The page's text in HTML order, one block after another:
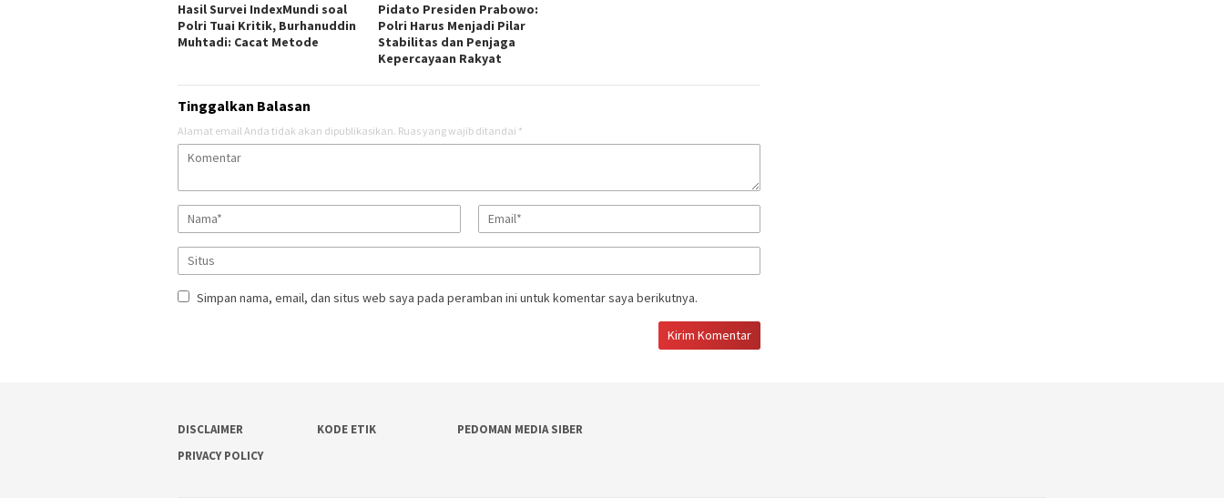
Hasil Survei IndexMundi soal
Polri Tuai Kritik, Burhanuddin
Muhtadi: Cacat Metode
Pidato Presiden Prabowo:
Polri Harus Menjadi Pilar
Stabilitas dan Penjaga
Kepercayaan Rakyat
Tinggalkan Balasan
Alamat email Anda tidak akan dipublikasikan. Ruas yang wajib ditandai *
Simpan nama, email, dan situs web saya pada peramban ini untuk komentar saya berikutnya.
DISCLAIMER KODE ETIK
PEDOMAN MEDIA SIBER
PRIVACY POLICY